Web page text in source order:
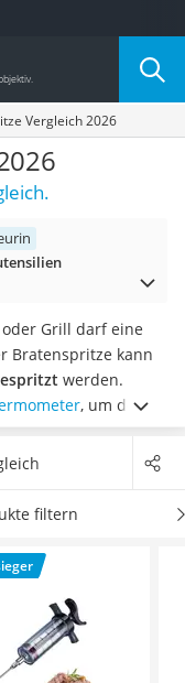
Vergleich 2026
Grill darf eine
Bratenspritze kann
werden.
, um den
im Internet
besonders guter
lässt.
filtern